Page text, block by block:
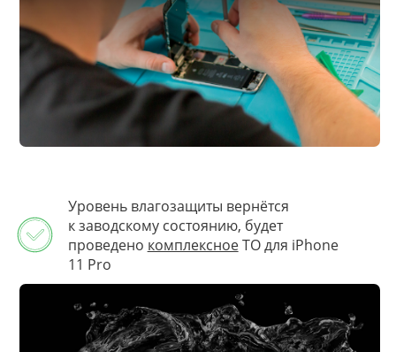
Уровень влагозащиты вернётся
к заводскому состоянию, будет
проведено комплексноеТО для iPhone
11 Pro